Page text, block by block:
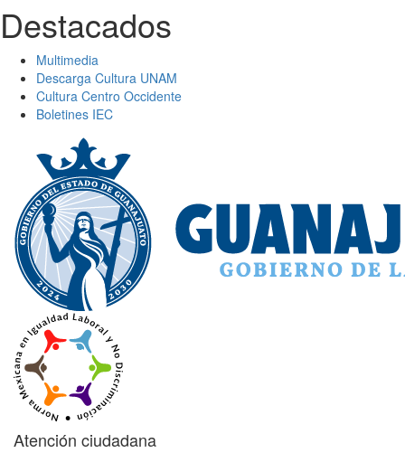
Destacados
Multimedia
Descarga Cultura UNAM
Cultura Centro Occidente
Boletines IEC
Atención ciudadana